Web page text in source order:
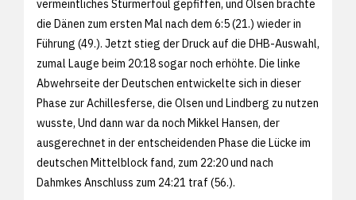
vermeintliches Stürmerfoul gepfiffen, und Olsen brachte
die Dänen zum ersten Mal nach dem 6:5 (21.) wieder in
Führung (49.). Jetzt stieg der Druck auf die DHB-Auswahl,
zumal Lauge beim 20:18 sogar noch erhöhte. Die linke
Abwehrseite der Deutschen entwickelte sich in dieser
Phase zur Achillesferse, die Olsen und Lindberg zu nutzen
wusste, Und dann war da noch Mikkel Hansen, der
ausgerechnet in der entscheidenden Phase die Lücke im
deutschen Mittelblock fand, zum 22:20 und nach
Dahmkes Anschluss zum 24:21 traf (56.).